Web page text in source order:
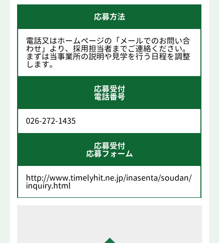
応募方法
電話又はホームページの「メールでのお問い合
わせ」より、採用担当者までご連絡ください。
まずは当事業所の説明や見学を行う日程を調整
します。
応募受付
電話番号
026-272-1435
応募受付
応募フォーム
http://www.timelyhit.ne.jp/inasenta/soudan/
inquiry.html